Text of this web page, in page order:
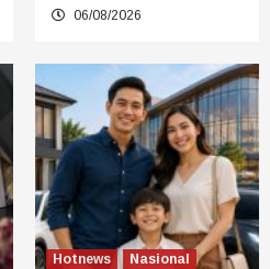
06/08/2026
Hotnews
Nasional